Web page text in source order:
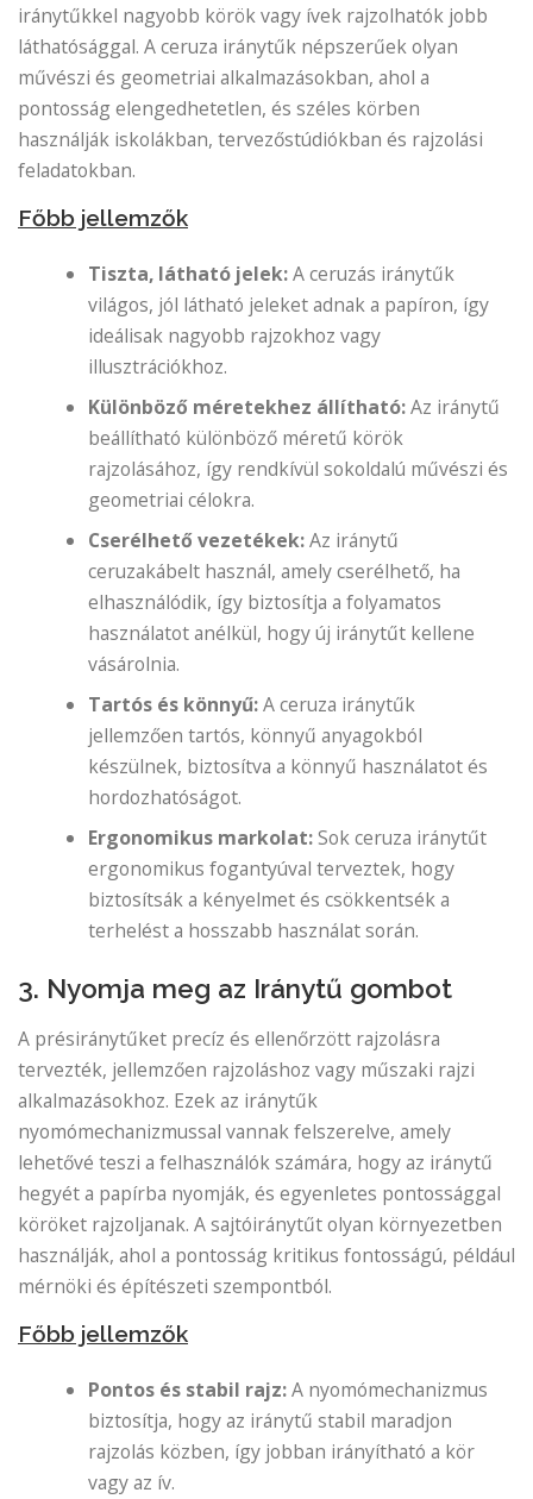
iránytűkkel nagyobb körök vagy ívek rajzolhatók jobb
láthatósággal. A ceruza iránytűk népszerűek olyan
művészi és geometriai alkalmazásokban, ahol a
pontosság elengedhetetlen, és széles körben
használják iskolákban, tervezőstúdiókban és rajzolási
feladatokban.
Főbb jellemzők
Tiszta, látható jelek:A ceruzás iránytűk
világos, jól látható jeleket adnak a papíron, így
ideálisak nagyobb rajzokhoz vagy
illusztrációkhoz.
Különböző méretekhez állítható:Az iránytű
beállítható különböző méretű körök
rajzolásához, így rendkívül sokoldalú művészi és
geometriai célokra.
Cserélhető vezetékek:Az iránytű
ceruzakábelt használ, amely cserélhető, ha
elhasználódik, így biztosítja a folyamatos
használatot anélkül, hogy új iránytűt kellene
vásárolnia.
Tartós és könnyű:A ceruza iránytűk
jellemzően tartós, könnyű anyagokból
készülnek, biztosítva a könnyű használatot és
hordozhatóságot.
Ergonomikus markolat:Sok ceruza iránytűt
ergonomikus fogantyúval terveztek, hogy
biztosítsák a kényelmet és csökkentsék a
terhelést a hosszabb használat során.
3. Nyomja meg az Iránytű gombot
A présiránytűket precíz és ellenőrzött rajzolásra
tervezték, jellemzően rajzoláshoz vagy műszaki rajzi
alkalmazásokhoz. Ezek az iránytűk
nyomómechanizmussal vannak felszerelve, amely
lehetővé teszi a felhasználók számára, hogy az iránytű
hegyét a papírba nyomják, és egyenletes pontossággal
köröket rajzoljanak. A sajtóiránytűt olyan környezetben
használják, ahol a pontosság kritikus fontosságú, például
mérnöki és építészeti szempontból.
Főbb jellemzők
Pontos és stabil rajz:A nyomómechanizmus
biztosítja, hogy az iránytű stabil maradjon
rajzolás közben, így jobban irányítható a kör
vagy az ív.